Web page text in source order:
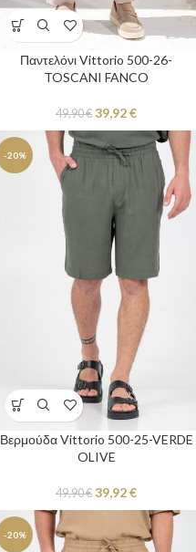
Παντελόνι Vittorio 500-26-
TOSCANI FANCO
49,90€ 39,92€
-20%
Βερμούδα Vittorio 500-25-VERDE
OLIVE
49,90€ 39,92€
-20%